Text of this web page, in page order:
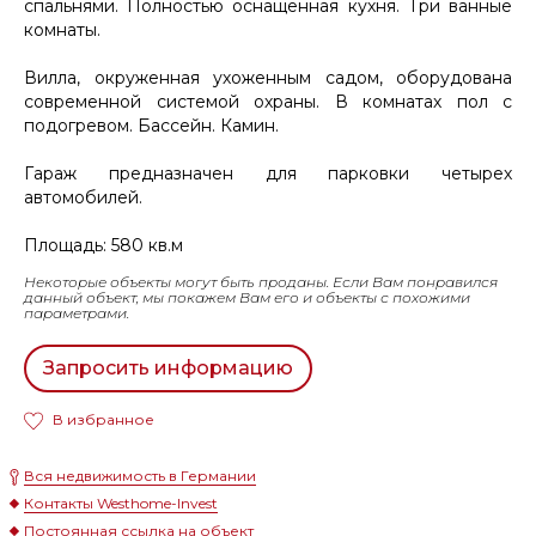
спальнями. Полностью оснащенная кухня. Три ванные
комнаты.
Вилла, окруженная ухоженным садом, оборудована
современной системой охраны. В комнатах пол с
подогревом. Бассейн. Камин.
Гараж предназначен для парковки четырех
автомобилей.
Площадь: 580 кв.м
Некоторые объекты могут быть проданы. Если Вам понравился
данный объект, мы покажем Вам его и объекты с похожими
параметрами.
Запросить информацию
В избранное
Вся недвижимость в Германии
Контакты Westhome-Invest
Постоянная ссылка на объект